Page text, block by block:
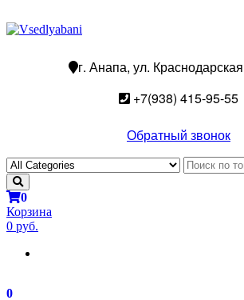
г. Анапа, ул.
+7(938) 415-95-55
Обратный звонок
0
Корзина
0 руб.
0